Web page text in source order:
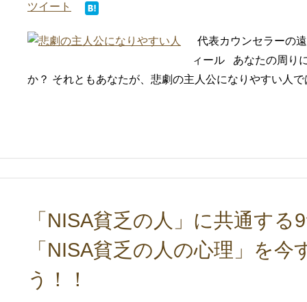
ツイート
代表カウンセラーの
ィール あなたの周り
か？ それともあなたが、悲劇の主人公になりやすい人
「NISA貧乏の人」に共通す
「NISA貧乏の人の心理」を
う！！